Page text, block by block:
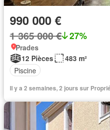
990 000 €
1 365 000 € 27%
Prades
12 Pièces
483 m²
Piscine
Il y a 2 semaines, 2 jours sur